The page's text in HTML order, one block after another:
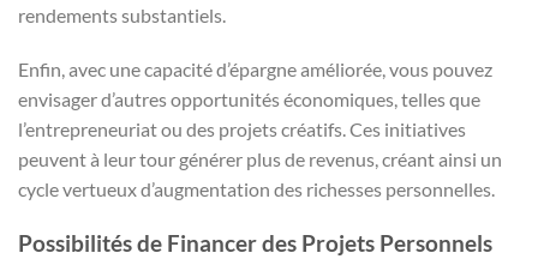
rendements substantiels.
Enfin, avec une capacité d’épargne améliorée, vous pouvez
envisager d’autres opportunités économiques, telles que
l’entrepreneuriat ou des projets créatifs. Ces initiatives
peuvent à leur tour générer plus de revenus, créant ainsi un
cycle vertueux d’augmentation des richesses personnelles.
Possibilités de Financer des Projets Personnels